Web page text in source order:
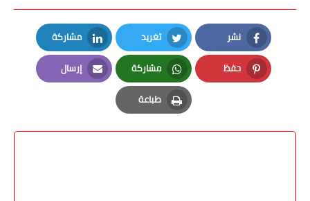
نشر
Facebook
تغريد
Twitter
مشاركة
LinkedIn
حفظ
Pinterest
مشاركة
Whatsapp
إرسال
Email
طباعة
Print